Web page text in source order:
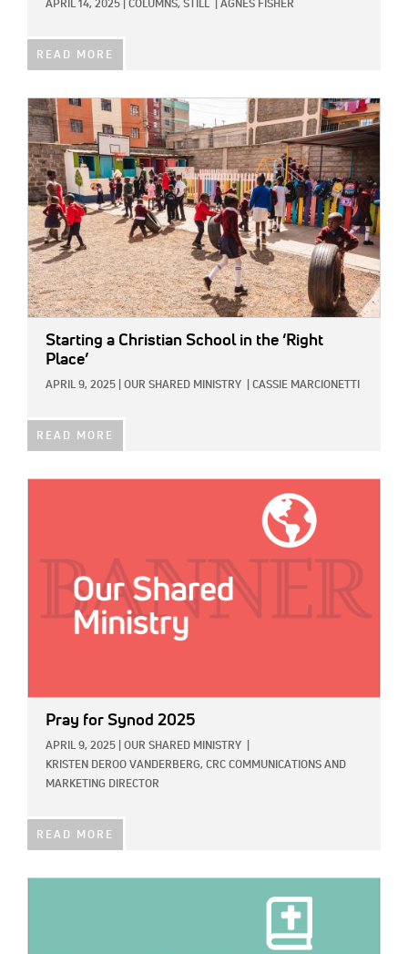
APRIL 14, 2025 COLUMNS, STILL AGNES FISHER
READ MORE
IMAGE:
Starting a Christian School in the ‘Right
Place’
APRIL 9, 2025 OUR SHARED MINISTRY CASSIE MARCIONETTI
READ MORE
Pray for Synod 2025
APRIL 9, 2025 OUR SHARED MINISTRY
KRISTEN DEROO VANDERBERG, CRC COMMUNICATIONS AND
MARKETING DIRECTOR
READ MORE